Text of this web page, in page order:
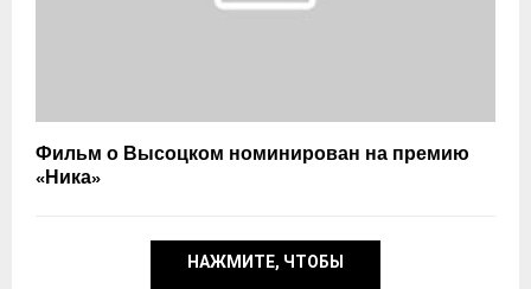
Фильм о Высоцком номинирован на премию
«Ника»
НАЖМИТЕ, ЧТОБЫ